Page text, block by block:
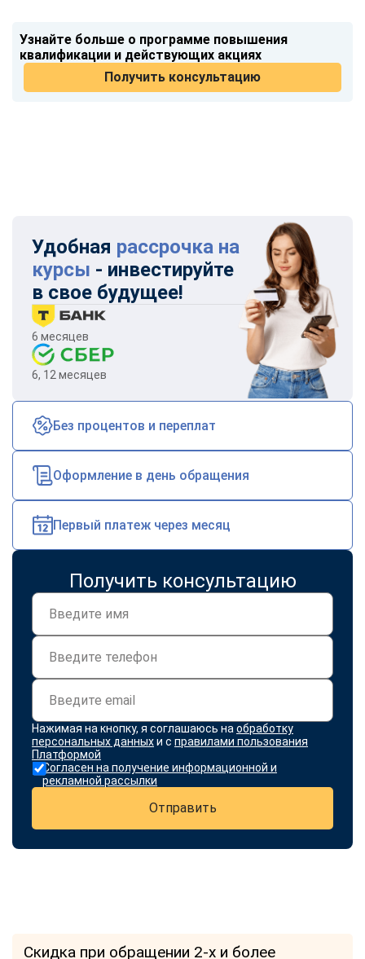
Узнайте больше о программе повышения
квалификации и действующих акциях
Получить консультацию
Удобная рассрочка на
курсы - инвестируйте
в свое будущее!
6 месяцев
6, 12 месяцев
Без процентов и переплат
Оформление в день обращения
Первый платеж через месяц
Получить консультацию
Нажимая на кнопку, я соглашаюсь на обработку
персональных данныхи с правилами пользования
Платформой
Согласен на получение информационной и
рекламной рассылки
Отправить
Скидка при обращении 2-х и более